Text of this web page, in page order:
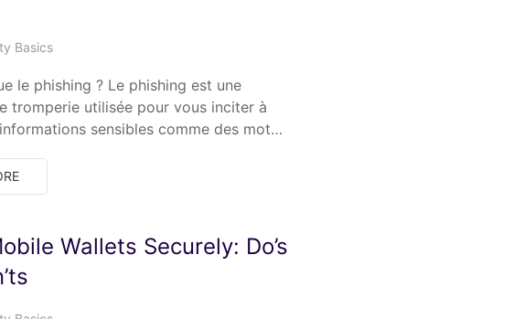
Basics
le phishing ? Le phishing est une
tromperie utilisée pour vous inciter à
sensibles comme des mot…
Wallets Securely: Do’s